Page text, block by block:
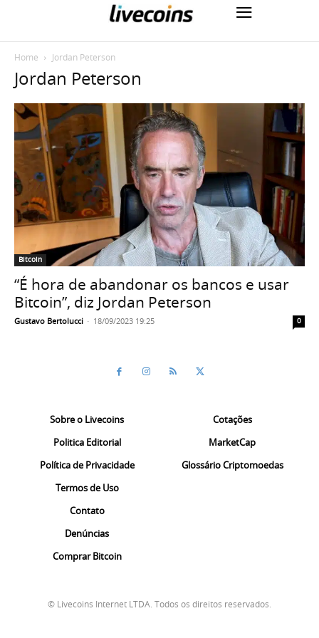
Home Jordan Peterson
Jordan Peterson
Bitcoin
“É hora de abandonar os bancos e usar
Bitcoin”, diz Jordan Peterson
Gustavo Bertolucci - 18/09/2023 19:25 0
Sobre o Livecoins
Politica Editorial
Política de Privacidade
Termos de Uso
Contato
Denúncias
Comprar Bitcoin
Cotações
MarketCap
Glossário Criptomoedas
© Livecoins Internet LTDA. Todos os direitos reservados.